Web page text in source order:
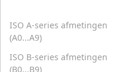
ISO A-series afmetingen
(A0...A9)
ISO B-series afmetingen
(B0...B9)